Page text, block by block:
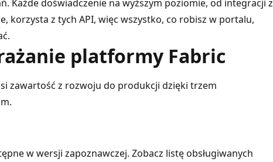
Każde doświadczenie na wyższym poziomie, od integracji z
korzysta z tych API, więc wszystko, co robisz w portalu,
platformy Fabric
zawartość z rozwoju do produkcji dzięki trzem
w wersji zapoznawczej. Zobacz listę obsługiwanych